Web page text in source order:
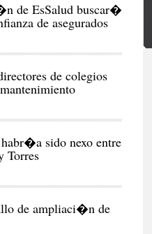
de EsSalud buscar�
de asegurados
de colegios
sido nexo entre
Torres
de ampliaci�n de